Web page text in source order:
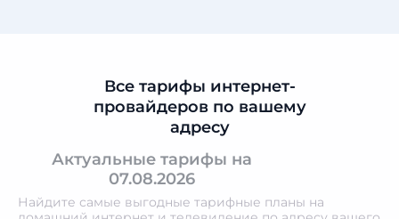
Все тарифы интернет-
провайдеров по вашему
адресу
Актуальные тарифы на
07.08.2026
Найдите самые выгодные тарифные планы на